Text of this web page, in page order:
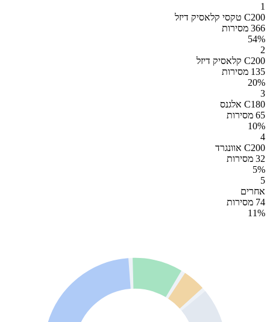
1
C200 טקסי קלאסיק דיזל
366 מסירות
54%
2
C200 קלאסיק דיזל
135 מסירות
20%
3
C180 אלגנס
65 מסירות
10%
4
C200 אוונגרד
32 מסירות
5%
5
אחרים
74 מסירות
11%